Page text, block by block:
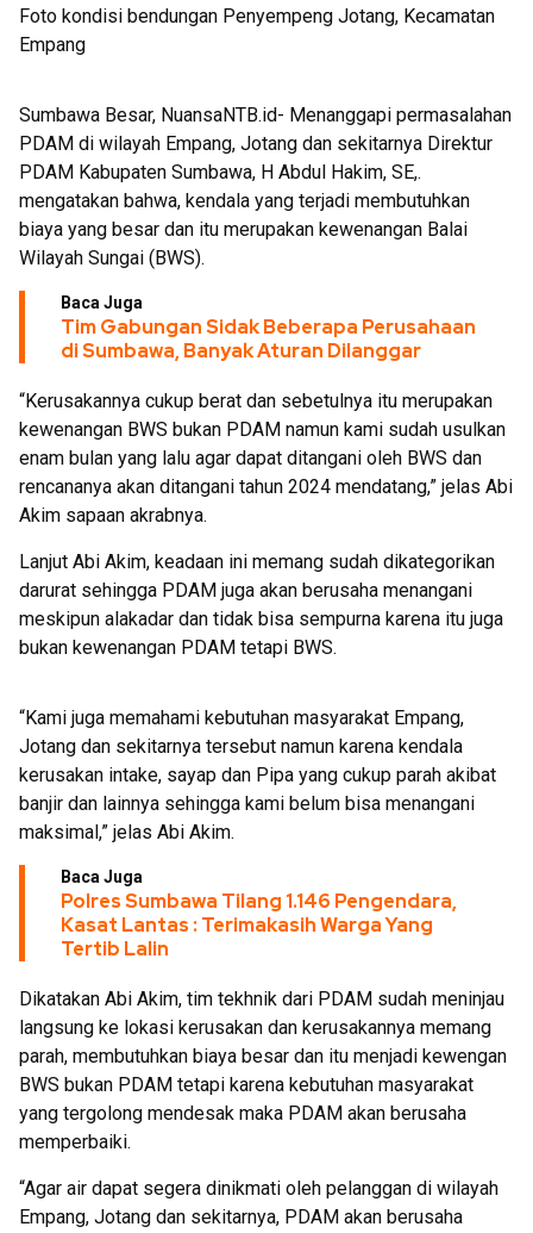
Bukti
Foto kondisi bendungan Penyempeng Jotang, Kecamatan
Empang
Sumbawa Besar, NuansaNTB.id- Menanggapi permasalahan
PDAM di wilayah Empang, Jotang dan sekitarnya Direktur
PDAM Kabupaten Sumbawa, H Abdul Hakim, SE,.
mengatakan bahwa, kendala yang terjadi membutuhkan
biaya yang besar dan itu merupakan kewenangan Balai
Wilayah Sungai (BWS).
Baca Juga
Tim Gabungan Sidak Beberapa Perusahaan
di Sumbawa, Banyak Aturan Dilanggar
“Kerusakannya cukup berat dan sebetulnya itu merupakan
kewenangan BWS bukan PDAM namun kami sudah usulkan
enam bulan yang lalu agar dapat ditangani oleh BWS dan
rencananya akan ditangani tahun 2024 mendatang,” jelas Abi
Akim sapaan akrabnya.
Lanjut Abi Akim, keadaan ini memang sudah dikategorikan
darurat sehingga PDAM juga akan berusaha menangani
meskipun alakadar dan tidak bisa sempurna karena itu juga
bukan kewenangan PDAM tetapi BWS.
“Kami juga memahami kebutuhan masyarakat Empang,
Jotang dan sekitarnya tersebut namun karena kendala
kerusakan intake, sayap dan Pipa yang cukup parah akibat
banjir dan lainnya sehingga kami belum bisa menangani
maksimal,” jelas Abi Akim.
Baca Juga
Polres Sumbawa Tilang 1.146 Pengendara,
Kasat Lantas : Terimakasih Warga Yang
Tertib Lalin
Dikatakan Abi Akim, tim tekhnik dari PDAM sudah meninjau
langsung ke lokasi kerusakan dan kerusakannya memang
parah, membutuhkan biaya besar dan itu menjadi kewengan
BWS bukan PDAM tetapi karena kebutuhan masyarakat
yang tergolong mendesak maka PDAM akan berusaha
memperbaiki.
“Agar air dapat segera dinikmati oleh pelanggan di wilayah
Empang, Jotang dan sekitarnya, PDAM akan berusaha